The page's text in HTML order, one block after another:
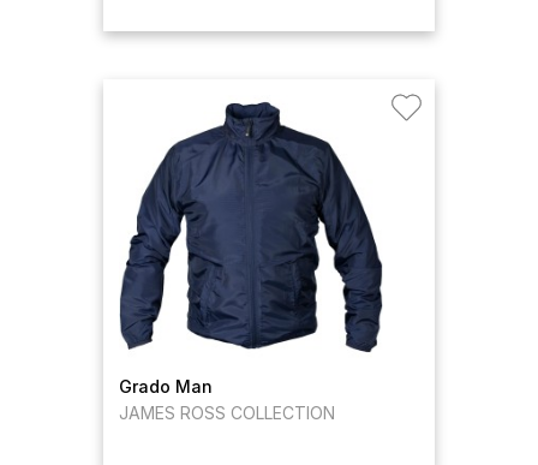
Grado Man
JAMES ROSS COLLECTION